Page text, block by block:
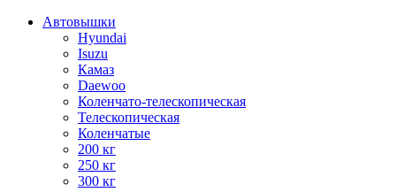
Автовышки
Hyundai
Isuzu
Камаз
Daewoo
Коленчато-телескопическая
Телескопическая
Коленчатые
200 кг
250 кг
300 кг